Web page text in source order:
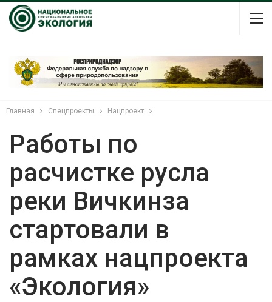
Главная Спецпроекты Нацпроект
Работы по
расчистке русла
реки Вичкинза
стартовали в
рамках нацпроекта
«Экология»